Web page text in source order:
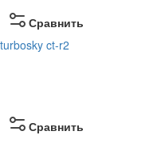
Сравнить
Сравнить